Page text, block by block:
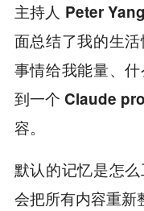
主持人 Peter
面总结了我的生
事情给我能量、
到一个 Claude
容。
默认的记忆是怎
会把所有内容重新